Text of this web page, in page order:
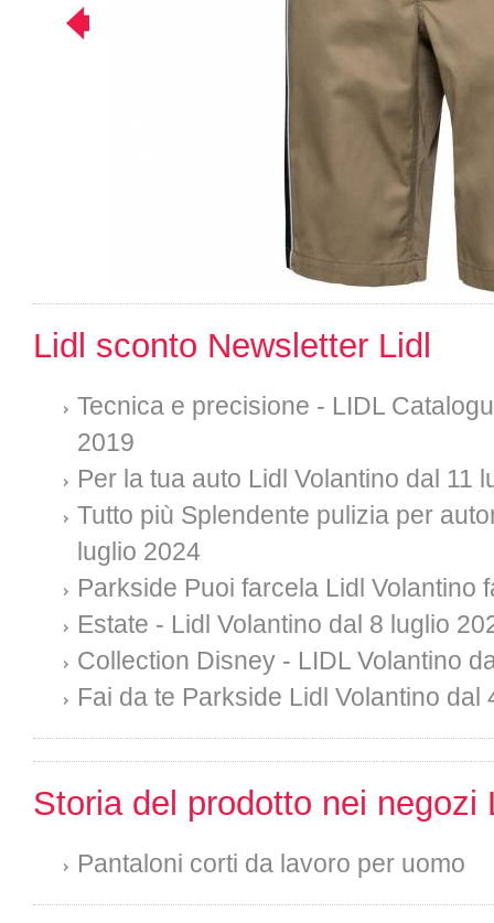
Lidl sconto Newsletter Lidl
Tecnica e precisione - LIDL
2019
Per la tua auto Lidl Volantino dal 11
Tutto più Splendente pulizia per
luglio 2024
Parkside Puoi farcela Lidl Volantino
Estate - Lidl Volantino dal 8 luglio
Collection Disney - LIDL Volantino
Fai da te Parkside Lidl Volantino dal
Storia del prodotto nei negozi
Pantaloni corti da lavoro per uomo